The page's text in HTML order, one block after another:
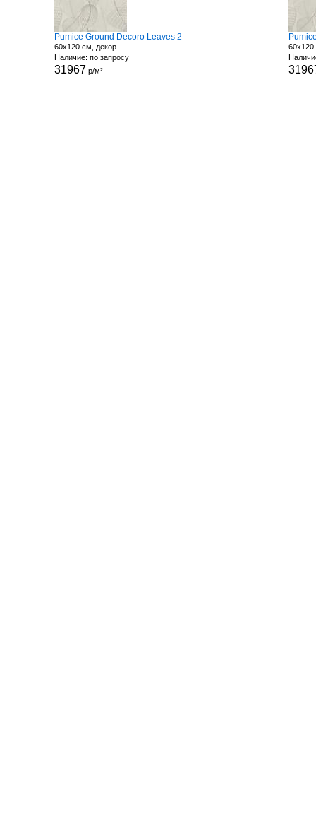
Pumice Ground Decoro Leaves 2
60x120 см, декор
Наличие: по запросу
31967 р/м²
60x120